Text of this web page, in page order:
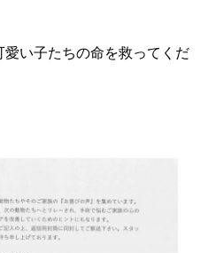
い子たちの命を救ってくだ